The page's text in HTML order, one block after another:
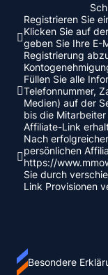
Registrieren Sie
Klicken Sie auf
geben Sie Ihre E-
Registrierung
Füllen Sie alle
Telefonnummer,
Medien) auf der
bis die
Affiliate-Link
Nach
persönlichen
https://
Sie durch
Link Provisionen
Besondere